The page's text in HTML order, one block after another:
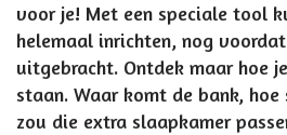
voor je! Met een speciale tool
helemaal inrichten, nog
uitgebracht. Ontdek maar hoe
staan. Waar komt de bank,
zou die extra slaapkamer